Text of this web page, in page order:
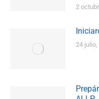
2
24 julio,